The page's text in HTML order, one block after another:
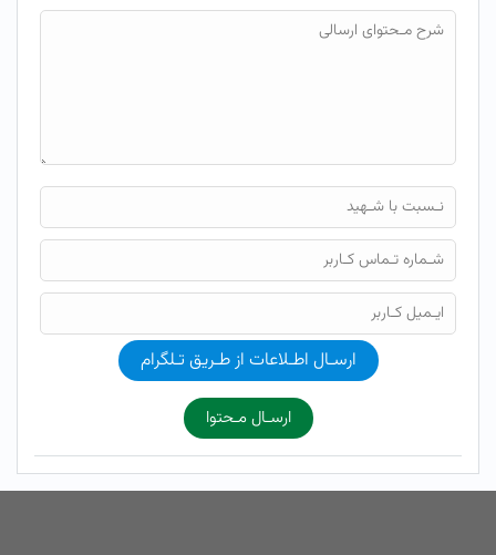
ارسـال اطـلاعات از طـریق تـلگرام
ارسـال مـحتوا